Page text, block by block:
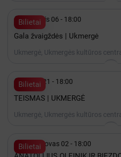
Bilietai
 Lapkritis 06 - 18:00
Gala žvaigždės | Ukmergė
Ukmergė, Ukmergės kultūros
Bilietai
 Spalis 21 - 18:00
TEISMAS | UKMERGĖ
Ukmergė, Ukmergės kultūros
Bilietai
 2027 Kovas 02 - 18:00